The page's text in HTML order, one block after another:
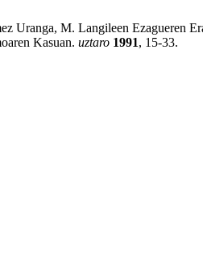
Uranga, M. Langileen Ezagueren
Kasuan. uztaro 1991, 15-33.